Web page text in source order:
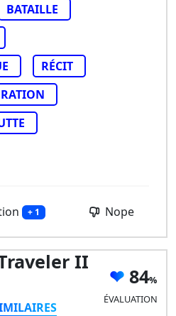
BATAILLE
RÉCIT
+ 1 Nope
II
84
ÉVALUATION